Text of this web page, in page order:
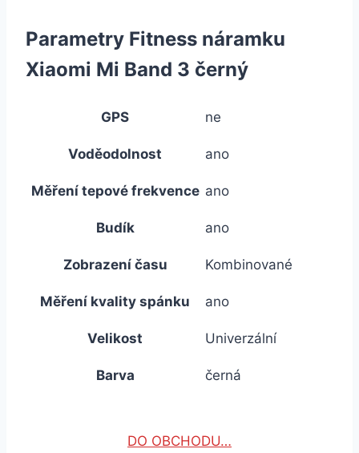
Parametry Fitness náramku
Xiaomi Mi Band 3 černý
GPS ne
Voděodolnost ano
Měření tepové frekvence ano
Budík ano
Zobrazení času Kombinované
Měření kvality spánku ano
Velikost Univerzální
Barva černá
DO OBCHODU…